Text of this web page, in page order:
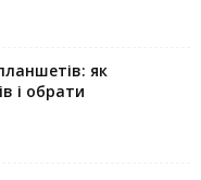
як
і обрати